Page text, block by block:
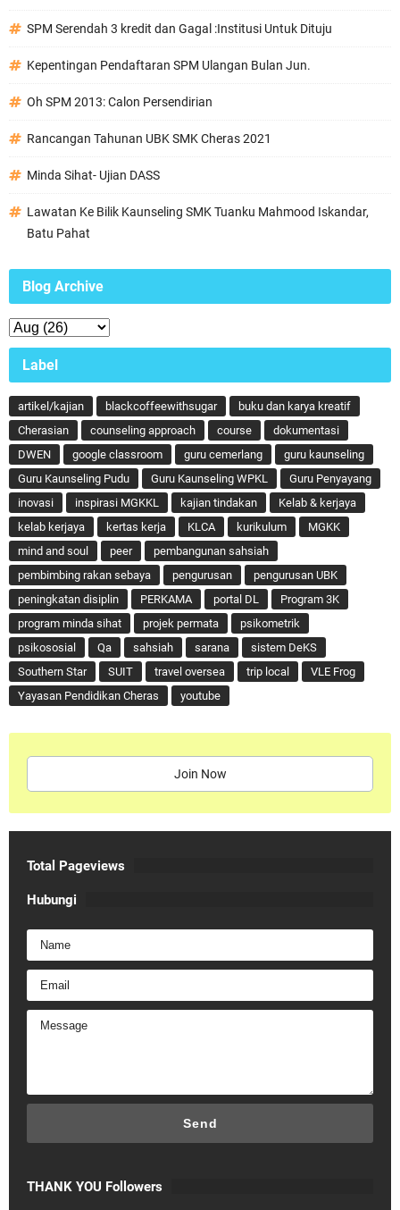
SPM Serendah 3 kredit dan Gagal :Institusi Untuk Dituju
Kepentingan Pendaftaran SPM Ulangan Bulan Jun.
Oh SPM 2013: Calon Persendirian
Rancangan Tahunan UBK SMK Cheras 2021
Minda Sihat- Ujian DASS
Lawatan Ke Bilik Kaunseling SMK Tuanku Mahmood Iskandar,
Batu Pahat
Blog Archive
Label
artikel/kajian blackcoffeewithsugar
buku dan karya kreatif
Cherasian
counseling approach course
dokumentasi
DWEN
google classroom guru cemerlang
guru kaunseling
Guru Kaunseling Pudu
Guru Kaunseling WPKL
Guru Penyayang
inovasi
inspirasi MGKKL kajian tindakan
Kelab & kerjaya
kelab kerjaya
kertas kerja KLCA kurikulum
MGKK
mind and soul
peer
pembangunan sahsiah
pembimbing rakan sebaya
pengurusan
pengurusan UBK
peningkatan disiplin
PERKAMA portal DL
Program 3K
program minda sihat
projek permata
psikometrik
psikososial
Qa sahsiah sarana
sistem DeKS
Southern Star
SUIT travel oversea trip local
VLE Frog
Yayasan Pendidikan Cheras
youtube
Join Now
Total Pageviews
Hubungi
THANK YOU Followers